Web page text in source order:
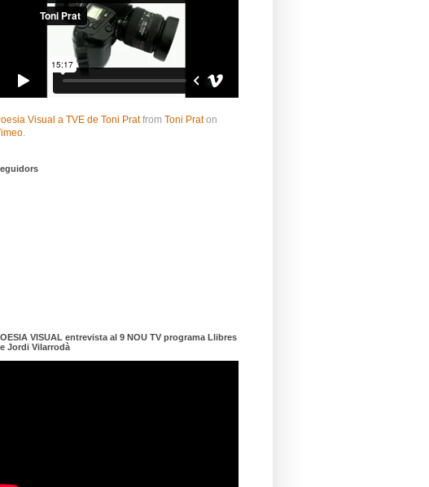
Visual a TVE de Toni Pratfrom Toni Praton
.
VISUAL entrevista al 9 NOU TV programa Llibres
Jordi Vilarrodà